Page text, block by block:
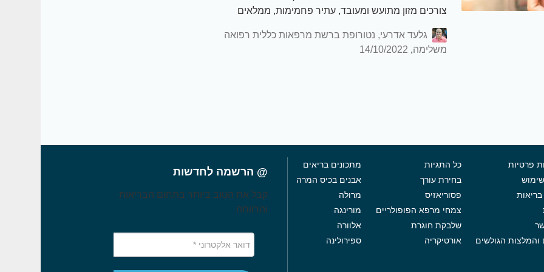
צורכים מזון מתועש ומעובד, עתיר פחמימות, ממלאים
לטיפול…גלעד אדרעי, נטורופת ברשת מרפאות כללית רפואה
משלימה,
14/10/2022
פרטיות
בריאות
והמלצות הגולשים
כל התגיות
בחירת עורך
פסוריאזיס
צמחי מרפא הפופולריים
שלבקת חוגרת
אורטיקריה
מתכונים בריאים
אבנים בכיס המרה
מרולה
מורינגה
אלוורה
ספירולינה
@ הרשמה לחדשות
קבל את הטוב ביותר בתחום הבריאות
והרווחה